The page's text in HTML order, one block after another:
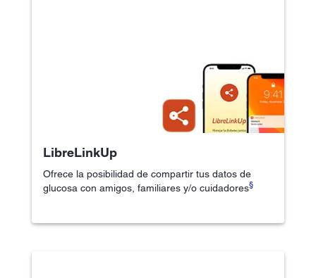
LibreLinkUp
Ofrece la posibilidad de compartir tus datos de
glucosa con amigos, familiares y/o cuidadores§